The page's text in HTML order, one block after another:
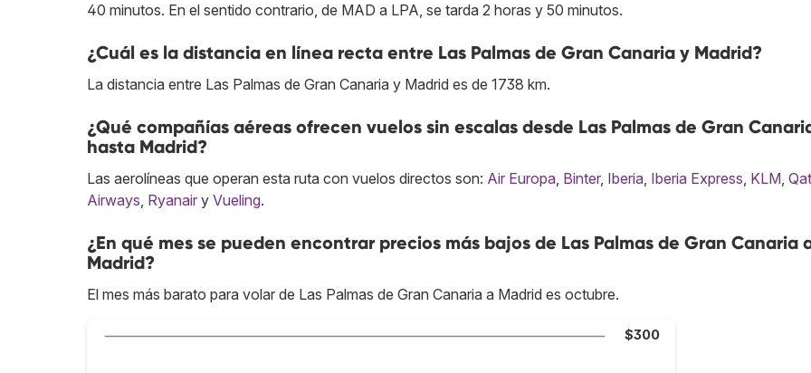
40 minutos. En el sentido contrario, de MAD a LPA, se tarda 2 horas y 50 minutos.
¿Cuál es la distancia en línea recta entre Las Palmas de Gran Canaria y Madrid?
La distancia entre Las Palmas de Gran Canaria y Madrid es de 1738 km.
¿Qué compañías aéreas ofrecen vuelos sin escalas desde Las Palmas de Gran
hasta Madrid?
Las aerolíneas que operan esta ruta con vuelos directos son: Air Europa, Binter, Iberia, Iberia Express, KLM,
Airways, Ryanair y Vueling.
¿En qué mes se pueden encontrar precios más bajos de Las Palmas de Gran Canaria
Madrid?
El mes más barato para volar de Las Palmas de Gran Canaria a Madrid es octubre.
$300